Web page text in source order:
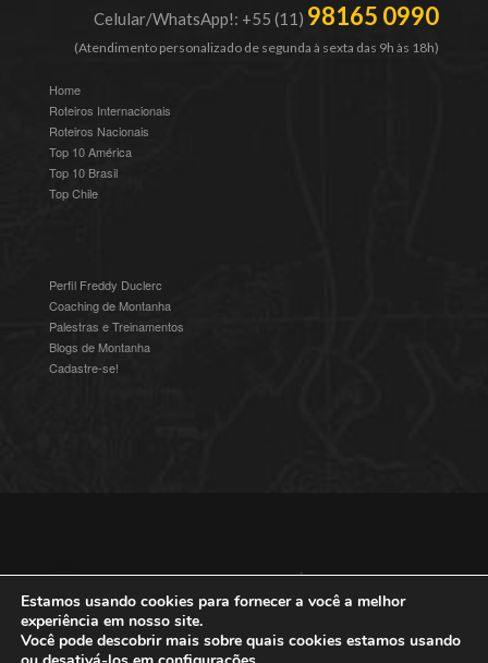
Celular/WhatsApp!: +55 (11) 98165 0990
(Atendimento personalizado de segunda à sexta das 9h às 18h)
Home
Roteiros Internacionais
Roteiros Nacionais
Top 10 América
Top 10 Brasil
Top Chile
Perfil Freddy Duclerc
Coaching de Montanha
Palestras e Treinamentos
Blogs de Montanha
Cadastre-se!
© 2016-2025 Freddy Duclerc - Expedições na Ámerica do Sul.
Devenvolvido porStudioz4 | Política de Privacidade
Estamos usando cookies para fornecer a você a melhor
experiência em nosso site.
Você pode descobrir mais sobre quais cookies estamos usando